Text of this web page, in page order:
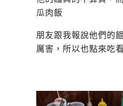
瓜肉飯
朋友跟我報說他們的
厲害，所以也點來吃